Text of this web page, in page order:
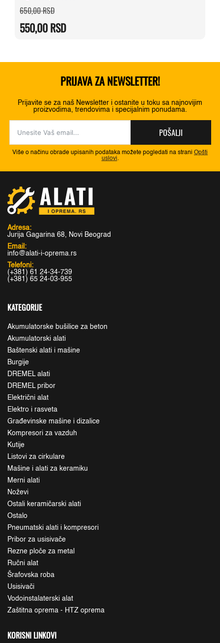
650,00RSDOriginalna
cena
bila:
650,00 RSD.
550,00RSD
Trenutna
cena
550,00 RSD.
PRIJAVA ZA NEWSLETTER!
Prijavite se za naš Newsletter i ostanite u toku sa najnovijim
proizvodima, trendovima i specijalnim ponudama.
POŠALJI
Više o načinu obrade upisanih podataka možete pogledati na strani Opšti
uslovi.
Adresa:
Jurija Gagarina 68, Novi Beograd
Email:
info@alati-i-oprema.rs
Telefoni:
(+381) 61 24-34-739
(+381) 65 24-03-955
KATEGORIJE
Akumulatorske bušilice za beton
Akumulatorski alati
Baštenski alati i mašine
Burgije
DREMEL alati
DREMEL pribor
Električni alat
Elektro i rasveta
Građevinske mašine i dizalice
Kompresori za vazduh
Kutije
Listovi za cirkulare
Mašine i alati za keramiku
Merni alati
Noževi
Ostali keramičarski alati
Ostalo
Pneumatski alati i kompresori
Pribor za usisivače
Rezne ploče za metal
Ručni alat
Šrafovska roba
Usisivači
Vodoinstalaterski alat
Zaštitna oprema - HTZ oprema
KORISNI LINKOVI